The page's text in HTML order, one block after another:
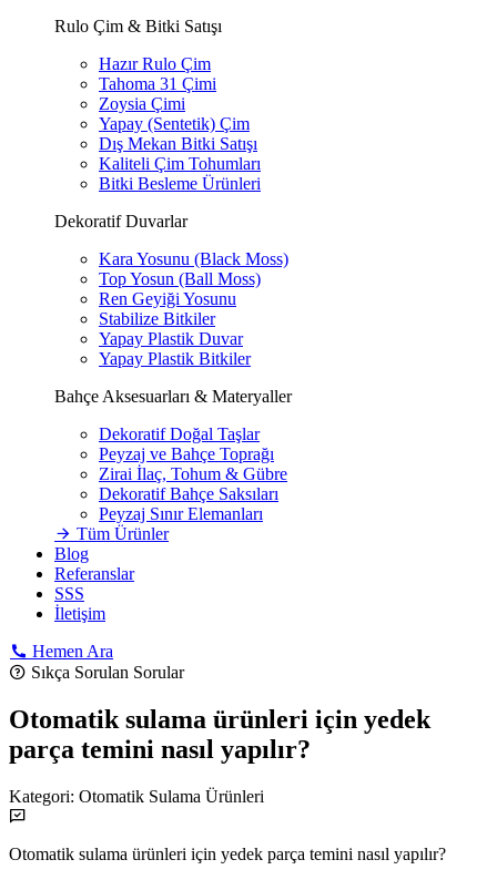
Rulo Çim & Bitki Satışı
Hazır Rulo Çim
Tahoma 31 Çimi
Zoysia Çimi
Yapay (Sentetik) Çim
Dış Mekan Bitki Satışı
Kaliteli Çim Tohumları
Bitki Besleme Ürünleri
Dekoratif Duvarlar
Kara Yosunu (Black Moss)
Top Yosun (Ball Moss)
Ren Geyiği Yosunu
Stabilize Bitkiler
Yapay Plastik Duvar
Yapay Plastik Bitkiler
Bahçe Aksesuarları & Materyaller
Dekoratif Doğal Taşlar
Peyzaj ve Bahçe Toprağı
Zirai İlaç, Tohum & Gübre
Dekoratif Bahçe Saksıları
Peyzaj Sınır Elemanları
Tüm Ürünler
Blog
Referanslar
SSS
İletişim
Hemen Ara
Sıkça Sorulan Sorular
Otomatik sulama ürünleri için yedek
parça temini nasıl yapılır?
Kategori: Otomatik Sulama Ürünleri
Otomatik sulama ürünleri için yedek parça temini nasıl yapılır?